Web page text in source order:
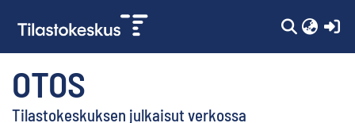
OTOS
Tilastokeskuksen julkaisut verkossa